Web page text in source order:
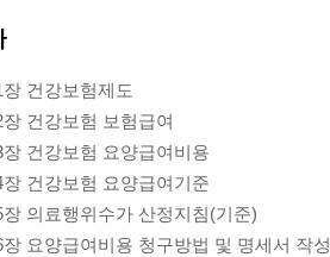
건강보험제도
건강보험 보험급여
장 건강보험 요양급여비용
장 건강보험 요양급여기준
장 의료행위수가 산정지침(기준)
장 요양급여비용 청구방법 및 명세서 작성